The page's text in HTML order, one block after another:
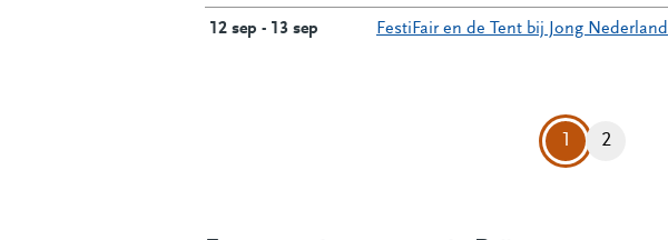
12 sep - 13 sep FestiFair en de Tent bij Jong Nederland
1 Pagina
2